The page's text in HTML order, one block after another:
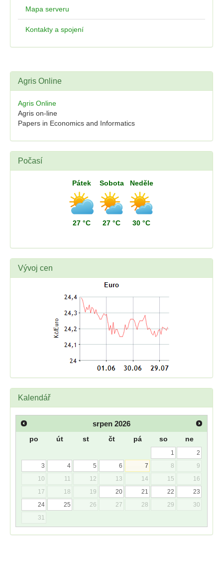
Mapa serveru
Kontakty a spojení
Agris Online
Agris Online
Agris on-line
Papers in Economics and Informatics
Počasí
Pátek
27 °C
Sobota
27 °C
Neděle
30 °C
Vývoj cen
Kalendář
srpen 2026
po út st čt pá so ne
1
2
3
4 5 6 7 8
9
10
11 12 13 14 15
16
17
18 19 20 21 22
23
24
25 26 27 28 29
30
31